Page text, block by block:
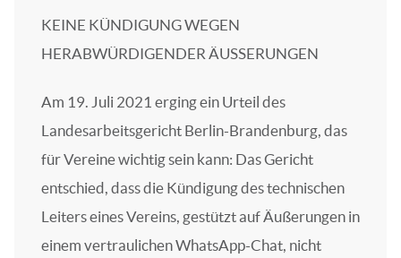
KEINE KÜNDIGUNG WEGEN
HERABWÜRDIGENDER ÄUSSERUNGEN
Am 19. Juli 2021 erging ein Urteil des
Landesarbeitsgericht Berlin-Brandenburg, das
für Vereine wichtig sein kann: Das Gericht
entschied, dass die Kündigung des technischen
Leiters eines Vereins, gestützt auf Äußerungen in
einem vertraulichen WhatsApp-Chat, nicht